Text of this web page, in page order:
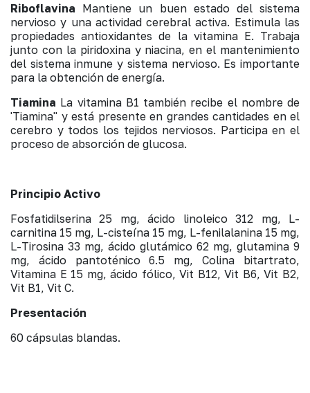
Riboflavina Mantiene un buen estado del sistema
nervioso y una actividad cerebral activa. Estimula las
propiedades antioxidantes de la vitamina E. Trabaja
junto con la piridoxina y niacina, en el mantenimiento
del sistema inmune y sistema nervioso. Es importante
para la obtención de energía.
Tiamina La vitamina B1 también recibe el nombre de
'Tiamina" y está presente en grandes cantidades en el
cerebro y todos los tejidos nerviosos. Participa en el
proceso de absorción de glucosa.
Principio Activo
Fosfatidilserina 25 mg, ácido linoleico 312 mg, L-
carnitina 15 mg, L-cisteína 15 mg, L-fenilalanina 15 mg,
L-Tirosina 33 mg, ácido glutámico 62 mg, glutamina 9
mg, ácido pantoténico 6.5 mg, Colina bitartrato,
Vitamina E 15 mg, ácido fólico, Vit B12, Vit B6, Vit B2,
Vit B1, Vit C.
Presentación
60 cápsulas blandas.